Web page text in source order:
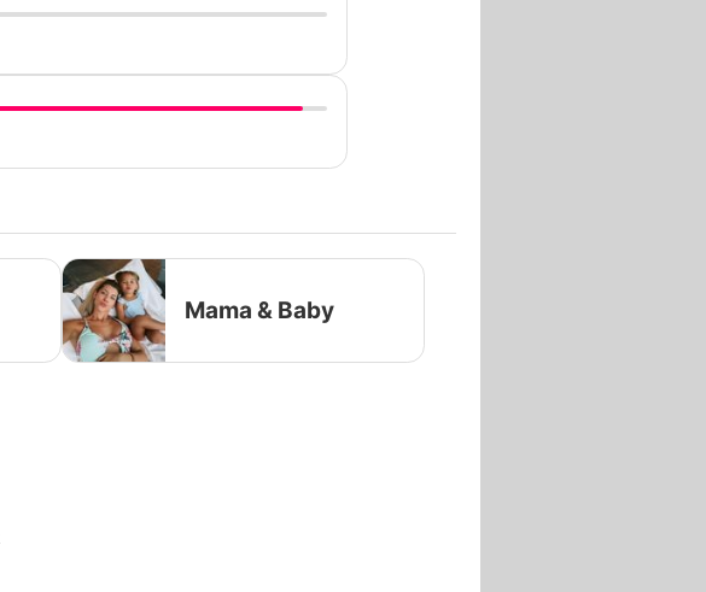
Mama & Baby